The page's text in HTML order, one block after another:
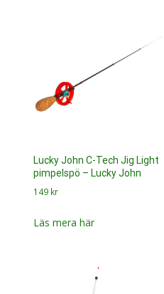
Lucky John C-Tech Jig Light
pimpelspö – Lucky John
149 kr
Läs mera här